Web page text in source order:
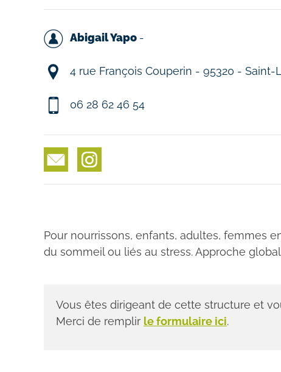
Abigail Yapo -
4 rue François Couperin - 95320 -
06 28 62 46 54
Pour nourrissons, enfants, adultes, femmes
du sommeil ou liés au stress. Approche
Vous êtes dirigeant de cette structure et
Merci de remplir le formulaire ici.